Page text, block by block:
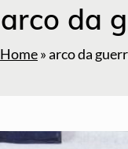
arco da
Home»arco da